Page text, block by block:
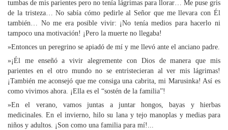
tumbas de mis parientes pero no tenía lágrimas para llorar… Me puse gris
de la tristeza… No sabía cómo pedirle al Señor que me llevara con Él
también… No me era posible vivir: ¡No tenía medios para hacerlo ni
tampoco una motivación! ¡Pero la muerte no llegaba!
»Entonces un peregrino se apiadó de mí y me llevó ante el anciano padre.
»¡Él me enseñó a vivir alegremente con Dios de manera que mis
parientes en el otro mundo no se entristecieran al ver mis lágrimas!
¡También me aconsejó que me consiga una cabrita, mi Marusinka! Así es
como vivimos ahora. ¡Ella es el “sostén de la familia”!
»En el verano, vamos juntas a juntar hongos, bayas y hierbas
medicinales. En el invierno, hilo su lana y tejo manoplas y medias para
niños y adultos. ¡Son como una familia para mí!...